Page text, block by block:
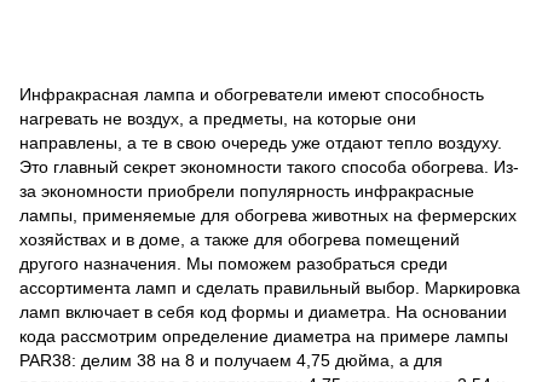
Инфракрасная лампа и обогреватели имеют способность
нагревать не воздух, а предметы, на которые они
направлены, а те в свою очередь уже отдают тепло воздуху.
Это главный секрет экономности такого способа обогрева. Из-
за экономности приобрели популярность инфракрасные
лампы, применяемые для обогрева животных на фермерских
хозяйствах и в доме, а также для обогрева помещений
другого назначения. Мы поможем разобраться среди
ассортимента ламп и сделать правильный выбор. Маркировка
ламп включает в себя код формы и диаметра. На основании
кода рассмотрим определение диаметра на примере лампы
PAR38: делим 38 на 8 и получаем 4,75 дюйма, а для